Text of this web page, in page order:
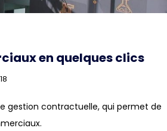
en quelques clics
gestion contractuelle, qui permet de